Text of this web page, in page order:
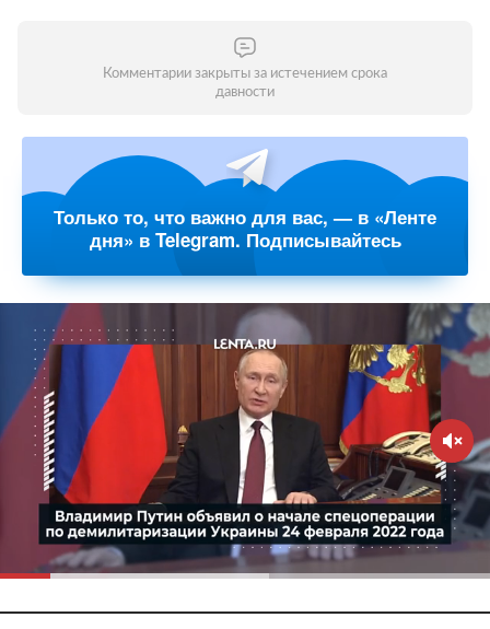
Комментарии закрыты за истечением срока
давности
Только то, что важно для вас, — в «Ленте
дня» в Telegram. Подписывайтесь